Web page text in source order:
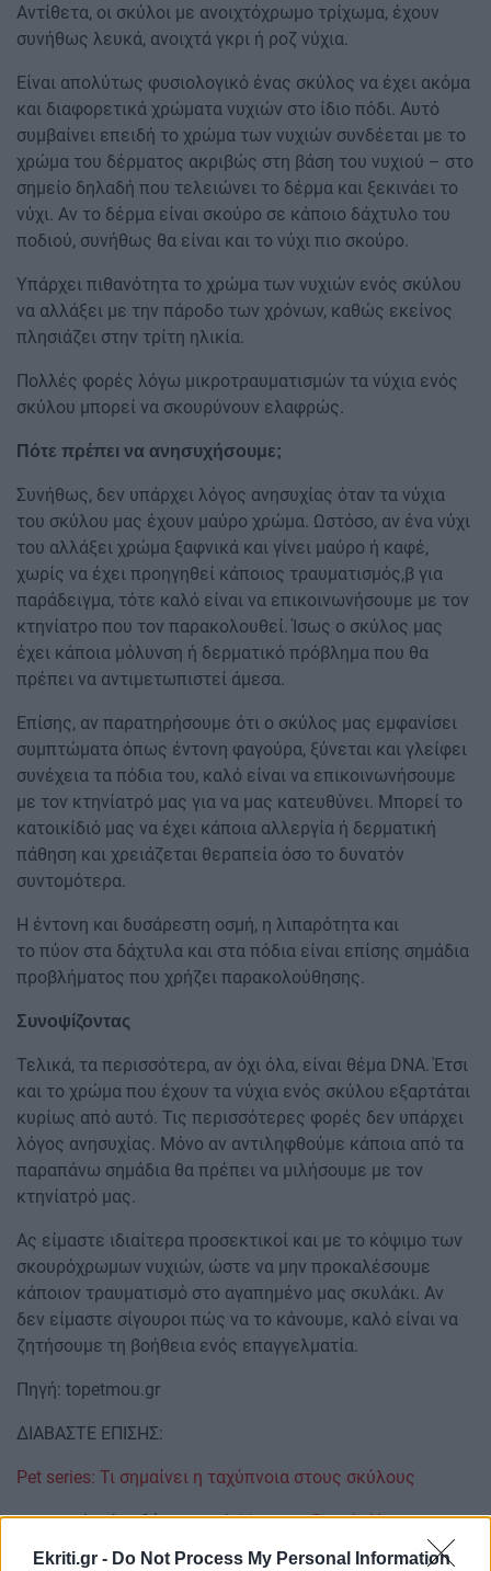
Ekriti.gr - Do Not Process My Personal Information
Αντίθετα, οι σκύλοι με ανοιχτόχρωμο τρίχωμα, έχουν
συνήθως λευκά, ανοιχτά γκρι ή ροζ νύχια.
Είναι απολύτως φυσιολογικό ένας σκύλος να έχει ακόμα
και διαφορετικά χρώματα νυχιών στο ίδιο πόδι. Αυτό
συμβαίνει επειδή το χρώμα των νυχιών συνδέεται με το
χρώμα του δέρματος ακριβώς στη βάση του νυχιού – στο
σημείο δηλαδή που τελειώνει το δέρμα και ξεκινάει το
νύχι. Αν το δέρμα είναι σκούρο σε κάποιο δάχτυλο του
ποδιού, συνήθως θα είναι και το νύχι πιο σκούρο.
Υπάρχει πιθανότητα το χρώμα των νυχιών ενός σκύλου
να αλλάξει με την πάροδο των χρόνων, καθώς εκείνος
πλησιάζει στην τρίτη ηλικία.
Πολλές φορές λόγω μικροτραυματισμών τα νύχια ενός
σκύλου μπορεί να σκουρύνουν ελαφρώς.
Πότε πρέπει να ανησυχήσουμε;
Συνήθως, δεν υπάρχει λόγος ανησυχίας όταν τα νύχια
του σκύλου μας έχουν μαύρο χρώμα. Ωστόσο, αν ένα νύχι
του αλλάξει χρώμα ξαφνικά και γίνει μαύρο ή καφέ,
χωρίς να έχει προηγηθεί κάποιος τραυματισμός,β για
παράδειγμα, τότε καλό είναι να επικοινωνήσουμε με τον
κτηνίατρο που τον παρακολουθεί. Ίσως ο σκύλος μας
έχει κάποια μόλυνση ή δερματικό πρόβλημα που θα
πρέπει να αντιμετωπιστεί άμεσα.
Επίσης, αν παρατηρήσουμε ότι ο σκύλος μας εμφανίσει
συμπτώματα όπως έντονη φαγούρα, ξύνεται και γλείφει
συνέχεια τα πόδια του, καλό είναι να επικοινωνήσουμε
με τον κτηνίατρό μας για να μας κατευθύνει. Μπορεί το
κατοικίδιό μας να έχει κάποια αλλεργία ή δερματική
πάθηση και χρειάζεται θεραπεία όσο το δυνατόν
συντομότερα.
Η έντονη και δυσάρεστη οσμή, η λιπαρότητα και
το πύον στα δάχτυλα και στα πόδια είναι επίσης σημάδια
προβλήματος που χρήζει παρακολούθησης.
Συνοψίζοντας
Τελικά, τα περισσότερα, αν όχι όλα, είναι θέμα DNA. Έτσι
και το χρώμα που έχουν τα νύχια ενός σκύλου εξαρτάται
κυρίως από αυτό. Τις περισσότερες φορές δεν υπάρχει
λόγος ανησυχίας. Μόνο αν αντιληφθούμε κάποια από τα
παραπάνω σημάδια θα πρέπει να μιλήσουμε με τον
κτηνίατρό μας.
Ας είμαστε ιδιαίτερα προσεκτικοί και με το κόψιμο των
σκουρόχρωμων νυχιών, ώστε να μην προκαλέσουμε
κάποιον τραυματισμό στο αγαπημένο μας σκυλάκι. Αν
δεν είμαστε σίγουροι πώς να το κάνουμε, καλό είναι να
ζητήσουμε τη βοήθεια ενός επαγγελματία.
Πηγή: topetmou.gr
ΔΙΑΒΑΣΤΕ ΕΠΙΣΗΣ:
Pet series: Τι σημαίνει η ταχύπνοια στους σκύλους
Ακολουθήστε το ekriti.gr στοGoogle Newsκαι
μάθετε πρώτοι όλες τις ειδήσεις για την Κρήτη